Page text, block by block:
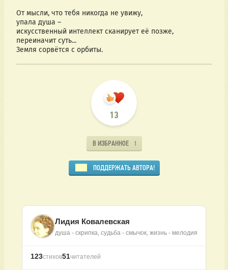
От мысли, что тебя никогда не увижу,
упала душа –
искусственный интеллект сканирует её позже,
переиначит суть...
Земля сорвётся с орбиты.
13
В ИЗБРАННОЕ 1
ПОДДЕРЖАТЬ АВТОРА!
Лидия Ковалевская
душа - скрипка, судьба - смычок, жизнь - мелодия
123стихов51читателей